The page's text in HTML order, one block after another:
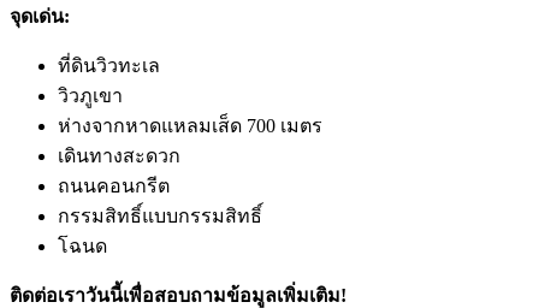
จุดเด่น:
ที่ดินวิวทะเล
วิวภูเขา
ห่างจากหาดแหลมเส็ด 700 เมตร
เดินทางสะดวก
ถนนคอนกรีต
กรรมสิทธิ์แบบกรรมสิทธิ์
โฉนด
ติดต่อเราวันนี้เพื่อสอบถามข้อมูลเพิ่มเติม!